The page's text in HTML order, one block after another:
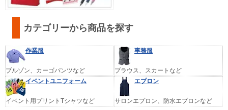
カテゴリーから商品を探す
作業服
ブルゾン、カーゴパンツなど
事務服
ブラウス、スカートなど
イベントユニフォーム
イベント用プリントTシャツなど
エプロン
サロンエプロン、防水エプロンなど